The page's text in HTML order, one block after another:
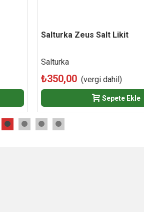
Beğen
Salturka Zeus Salt Likit
Salturka
₺350,00 (vergi dahil)
Sepete Ekle